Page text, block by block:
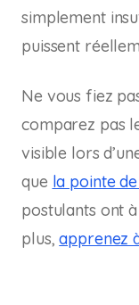
simplement
puissent
Ne vous fiez
comparez pas
visible lors
que la pointe
postulants ont
plus,apprenez